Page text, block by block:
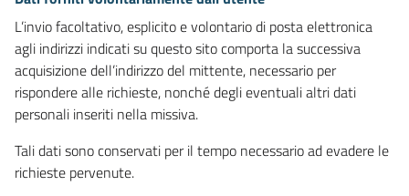
L’invio facoltativo, esplicito e volontario di posta elettronica
agli indirizzi indicati su questo sito comporta la successiva
acquisizione dell’indirizzo del mittente, necessario per
rispondere alle richieste, nonché degli eventuali altri dati
personali inseriti nella missiva.
Tali dati sono conservati per il tempo necessario ad evadere le
richieste pervenute.